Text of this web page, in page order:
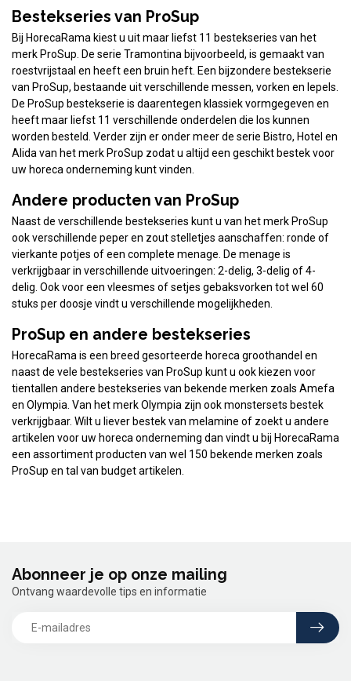
Bestekseries van ProSup
Bij HorecaRama kiest u uit maar liefst 11 bestekseries van het
merk ProSup. De serie Tramontina bijvoorbeeld, is gemaakt van
roestvrijstaal en heeft een bruin heft. Een bijzondere bestekserie
van ProSup, bestaande uit verschillende messen, vorken en lepels.
De ProSup bestekserie is daarentegen klassiek vormgegeven en
heeft maar liefst 11 verschillende onderdelen die los kunnen
worden besteld. Verder zijn er onder meer de serie Bistro, Hotel en
Alida van het merk ProSup zodat u altijd een geschikt bestek voor
uw horeca onderneming kunt vinden.
Andere producten van ProSup
Naast de verschillende bestekseries kunt u van het merk ProSup
ook verschillende peper en zout stelletjes aanschaffen: ronde of
vierkante potjes of een complete menage. De menage is
verkrijgbaar in verschillende uitvoeringen: 2-delig, 3-delig of 4-
delig. Ook voor een vleesmes of setjes gebaksvorken tot wel 60
stuks per doosje vindt u verschillende mogelijkheden.
ProSup en andere bestekseries
HorecaRama is een breed gesorteerde horeca groothandel en
naast de vele bestekseries van ProSup kunt u ook kiezen voor
tientallen andere bestekseries van bekende merken zoals Amefa
en Olympia. Van het merk Olympia zijn ook monstersets bestek
verkrijgbaar. Wilt u liever bestek van melamine of zoekt u andere
artikelen voor uw horeca onderneming dan vindt u bij HorecaRama
een assortiment producten van wel 150 bekende merken zoals
ProSup en tal van budget artikelen.
Abonneer je op onze mailing
Ontvang waardevolle tips en informatie